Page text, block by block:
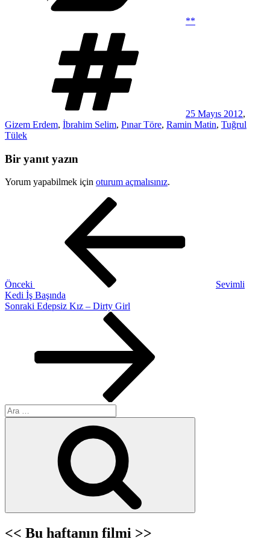
**
25 Mayıs 2012,
Gizem Erdem, İbrahim Selim, Pınar Töre, Ramin Matin, Tuğrul
Tülek
Bir yanıt yazın
Yorum yapabilmek için oturum açmalısınız.
Önceki
Sevimli
Kedi İş Başında
Sonraki
Sonraki Edepsiz Kız – Dirty Girl
Ara:
<< Bu haftanın filmi >>